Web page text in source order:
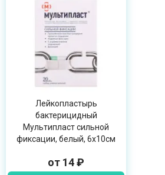
Лейкопластырь
бактерицидный
Мультипласт сильной
фиксации, белый, 6х10см
от 14 ₽